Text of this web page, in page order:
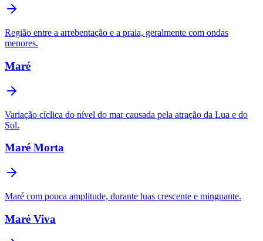
Região entre a arrebentação e a praia, geralmente com ondas
menores.
Maré
Variação cíclica do nível do mar causada pela atração da Lua e do
Sol.
Maré Morta
Maré com pouca amplitude, durante luas crescente e minguante.
Maré Viva